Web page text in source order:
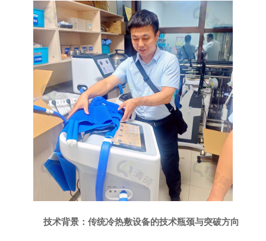
技术背景：传统冷热敷设备的技术瓶颈与突破方向